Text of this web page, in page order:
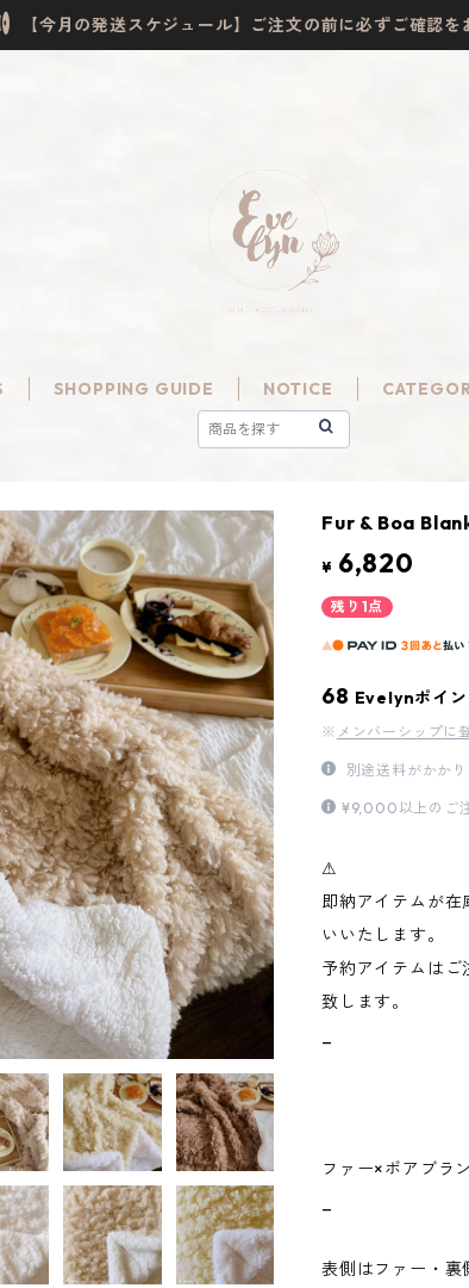
【今月の発送スケジュール】ご注文の前に必ずご確認を
SHOPPING GUIDE NOTICE
Fur & Boa
¥ 6,820
残り1点
68 Evelynポイ
※ メンバーシップに
別途送料がかか
¥9,000以上のご
⚠︎
即納アイテムが
いいたします。
予約アイテムは
致します。
ファー×ボアブラ
表側はファー・裏